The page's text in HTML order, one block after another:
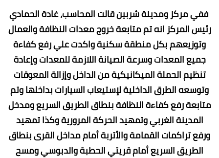
ففي مركز ومدينة شربين قالت المحاسب، غادة الحمادي
رئيس المركز انه تم متابعة خروج معدات النظافة والعمال
وتوزيعهم بكل منطقة سكنية واكدت علي رفع كفاءة
جميع المعدات وسرعة الصيانة اللازمة للمعدات وإعادة
تنظيم الحملة الميكانيكية من الداخل وإزالة المعوقات
وتوسعه الطرق الداخلية لإستيعاب السيارات بداخلها وتم
متابعة رفع كفاءة النظافة بنطاق الطريق السريع ومدخل
المدينة الغربي وتمهيد الحركة المرورية وكذا تمهيد
ورفع تراكمات القمامة والأتربة أمام مداخل القرى بنطاق
الطريق السريع أمام قريتي الحطبة والدبوسي ومسح